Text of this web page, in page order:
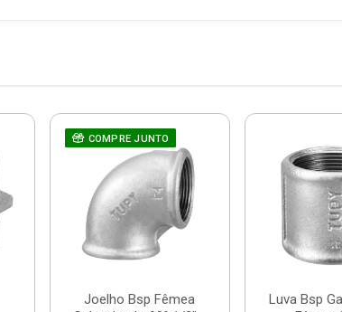
COMPRE JUNTO
Joelho Bsp Fêmea
Luva Bsp